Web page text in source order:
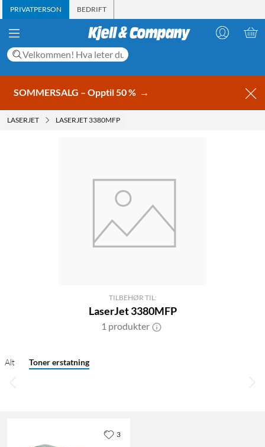
PRIVATPERSON BEDRIFT
SOMMERSALG – Opptil 50 % →
LASERJET LASERJET 3380MFP
TILBEHØR TIL:
LaserJet 3380MFP
1 produkter
Alt Toner erstatning
3